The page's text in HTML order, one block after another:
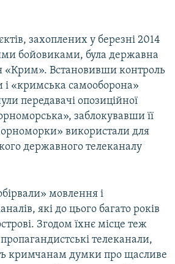
захоплених у березні 2014
бойовиками, була державна
«Крим». Встановивши контроль
«кримська самооборона»
передавачі опозиційної
заблокувавши її
використали для
державного телеканалу
мовлення і
які до цього багато років
Згодом їхнє місце теж
телеканали,
кримчанам думки про щасливе